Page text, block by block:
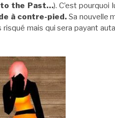
to the Past…). C’est pourquoi
à contre-pied. Sa nouvelle
mais qui sera payant